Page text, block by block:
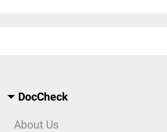
DocCheck
About Us